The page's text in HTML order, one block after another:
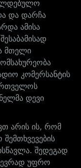
და დარჩა
ამისა
მთელი
კომერსანტის
დევი
არის ის, რომ
შედეგად
უფრო